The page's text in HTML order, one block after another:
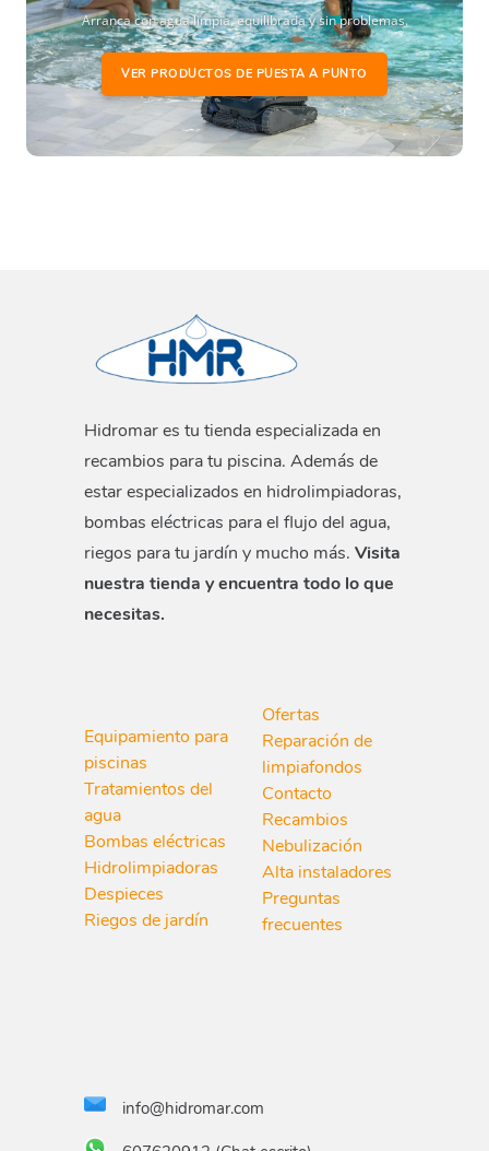
Arranca con agua limpia, equilibrada y sin problemas.
VER PRODUCTOS DE PUESTA A PUNTO
Hidromar es tu tienda especializada en
recambios para tu piscina. Además de
estar especializados en hidrolimpiadoras,
bombas eléctricas para el flujo del agua,
riegos para tu jardín y mucho más. Visita
nuestra tienda y encuentra todo lo que
necesitas.
Equipamiento para
piscinas
Tratamientos del
agua
Bombas eléctricas
Hidrolimpiadoras
Despieces
Riegos de jardín
Ofertas
Reparación de
limpiafondos
Contacto
Recambios
Nebulización
Alta instaladores
Preguntas
frecuentes
info@hidromar.com